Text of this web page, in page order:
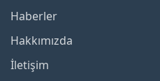
Haberler
Hakkımızda
İletişim